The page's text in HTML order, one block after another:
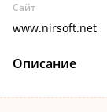
Сайт
www.nirsoft.net
Описание